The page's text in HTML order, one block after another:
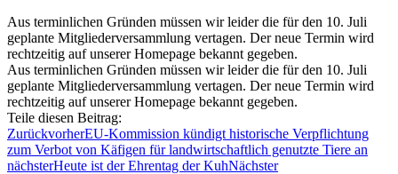
Aus terminlichen Gründen müssen wir leider die für den 10. Juli
geplante Mitgliederversammlung vertagen. Der neue Termin wird
rechtzeitig auf unserer Homepage bekannt gegeben.
Aus terminlichen Gründen müssen wir leider die für den 10. Juli
geplante Mitgliederversammlung vertagen. Der neue Termin wird
rechtzeitig auf unserer Homepage bekannt gegeben.
Teile diesen Beitrag:
ZurückvorherEU-Kommission kündigt historische Verpflichtung
zum Verbot von Käfigen für landwirtschaftlich genutzte Tiere an
nächsterHeute ist der Ehrentag der KuhNächster